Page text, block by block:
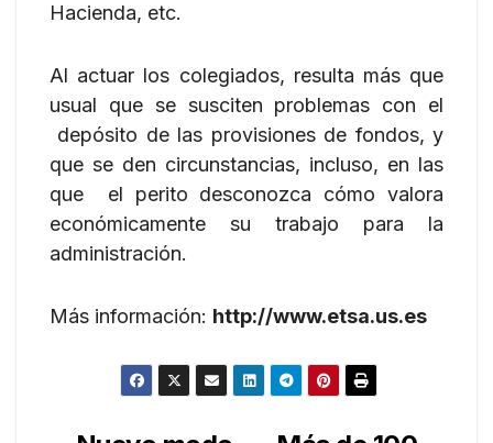
Hacienda, etc.
Al actuar los colegiados, resulta más que
usual que se susciten problemas con el
depósito de las provisiones de fondos, y
que se den circunstancias, incluso, en las
que el perito desconozca cómo valora
económicamente su trabajo para la
administración.
Más información: http://www.etsa.us.es